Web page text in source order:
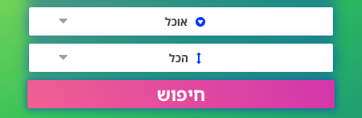
אוכל
הכל
חיפוש